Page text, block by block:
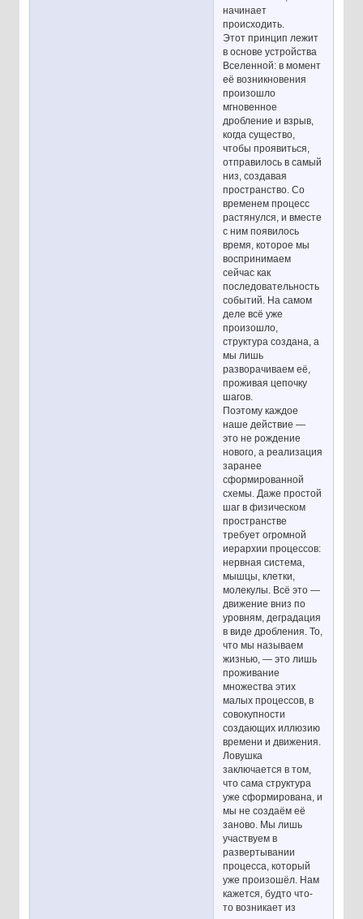
начинает
происходить.
Этот принцип лежит
в основе устройства
Вселенной: в момент
её возникновения
произошло
мгновенное
дробление и взрыв,
когда существо,
чтобы проявиться,
отправилось в самый
низ, создавая
пространство. Со
временем процесс
растянулся, и вместе
с ним появилось
время, которое мы
воспринимаем
сейчас как
последовательность
событий. На самом
деле всё уже
произошло,
структура создана, а
мы лишь
разворачиваем её,
проживая цепочку
шагов.
Поэтому каждое
наше действие —
это не рождение
нового, а реализация
заранее
сформированной
схемы. Даже простой
шаг в физическом
пространстве
требует огромной
иерархии процессов:
нервная система,
мышцы, клетки,
молекулы. Всё это —
движение вниз по
уровням, деградация
в виде дробления. То,
что мы называем
жизнью, — это лишь
проживание
множества этих
малых процессов, в
совокупности
создающих иллюзию
времени и движения.
Ловушка
заключается в том,
что сама структура
уже сформирована, и
мы не создаём её
заново. Мы лишь
участвуем в
развертывании
процесса, который
уже произошёл. Нам
кажется, будто что-
то возникает из